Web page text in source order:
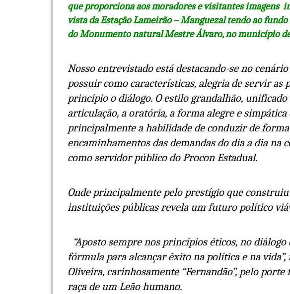
que proporciona aos moradores e visitantes imagens
vista da Estação Lameirão – Manguezal tendo ao
do Monumento natural Mestre Álvaro, no município de
Nosso entrevistado está destacando-se no
possuir como características, alegria de servir as
princípio o diálogo. O estilo grandalhão, unificado
articulação, a oratória, a forma alegre e simpática
principalmente a habilidade de conduzir de
encaminhamentos das demandas do dia a dia na
como servidor público do Procon Estadual.
Onde principalmente pelo prestígio que
instituições públicas revela um futuro político
“Aposto sempre nos princípios éticos, no
fórmula para alcançar êxito na política e na vida”,
Oliveira, carinhosamente “Fernandão”, pelo
raça de um Leão humano.